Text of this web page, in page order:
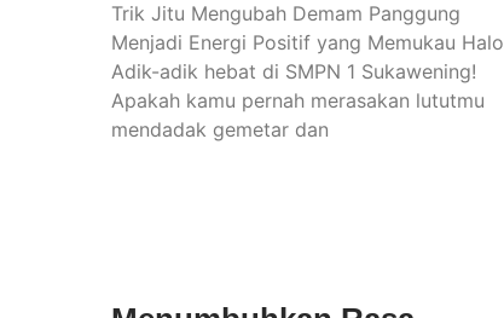
Trik Jitu Mengubah Demam Panggung
Menjadi Energi Positif yang Memukau Halo
Adik-adik hebat di SMPN 1 Sukawening!
Apakah kamu pernah merasakan lututmu
mendadak gemetar dan